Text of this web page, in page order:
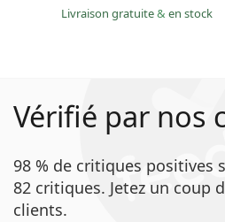
Livraison gratuite& en stock
Vérifié par nos
98 % de critiques positives
82 critiques. Jetez un coup
clients.